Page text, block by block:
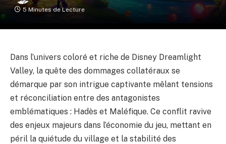
5 Minutes de Lecture
Dans l’univers coloré et riche de Disney Dreamlight
Valley, la quête des dommages collatéraux se
démarque par son intrigue captivante mêlant tensions
et réconciliation entre des antagonistes
emblématiques : Hadès et Maléfique. Ce conflit ravive
des enjeux majeurs dans l’économie du jeu, mettant en
péril la quiétude du village et la stabilité des